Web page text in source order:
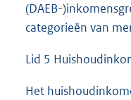
(DAEB-
categorieën van
Lid 5
Het